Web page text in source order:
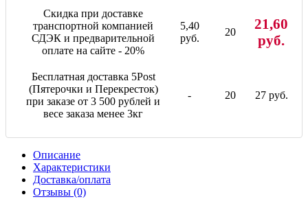
Скидка при доставке
транспортной компанией
СДЭК и предварительной
оплате на сайте - 20%
5,40
руб.
20
21,60
руб.
Бесплатная доставка 5Post
(Пятерочки и Перекресток)
при заказе от 3 500 рублей и
весе заказа менее 3кг
- 20 27 руб.
Описание
Характеристики
Доставка/оплата
Отзывы (0)